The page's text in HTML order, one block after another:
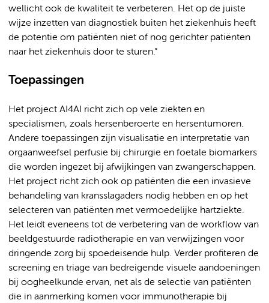
wellicht ook de kwaliteit te verbeteren. Het op de juiste
wijze inzetten van diagnostiek buiten het ziekenhuis heeft
de potentie om patiënten niet of nog gerichter patiënten
naar het ziekenhuis door te sturen.”
Toepassingen
Het project AI4AI richt zich op vele ziekten en
specialismen, zoals hersenberoerte en hersentumoren.
Andere toepassingen zijn visualisatie en interpretatie van
orgaanweefsel perfusie bij chirurgie en foetale biomarkers
die worden ingezet bij afwijkingen van zwangerschappen.
Het project richt zich ook op patiënten die een invasieve
behandeling van kransslagaders nodig hebben en op het
selecteren van patiënten met vermoedelijke hartziekte.
Het leidt eveneens tot de verbetering van de workflow van
beeldgestuurde radiotherapie en van verwijzingen voor
dringende zorg bij spoedeisende hulp. Verder profiteren de
screening en triage van bedreigende visuele aandoeningen
bij oogheelkunde ervan, net als de selectie van patiënten
die in aanmerking komen voor immunotherapie bij